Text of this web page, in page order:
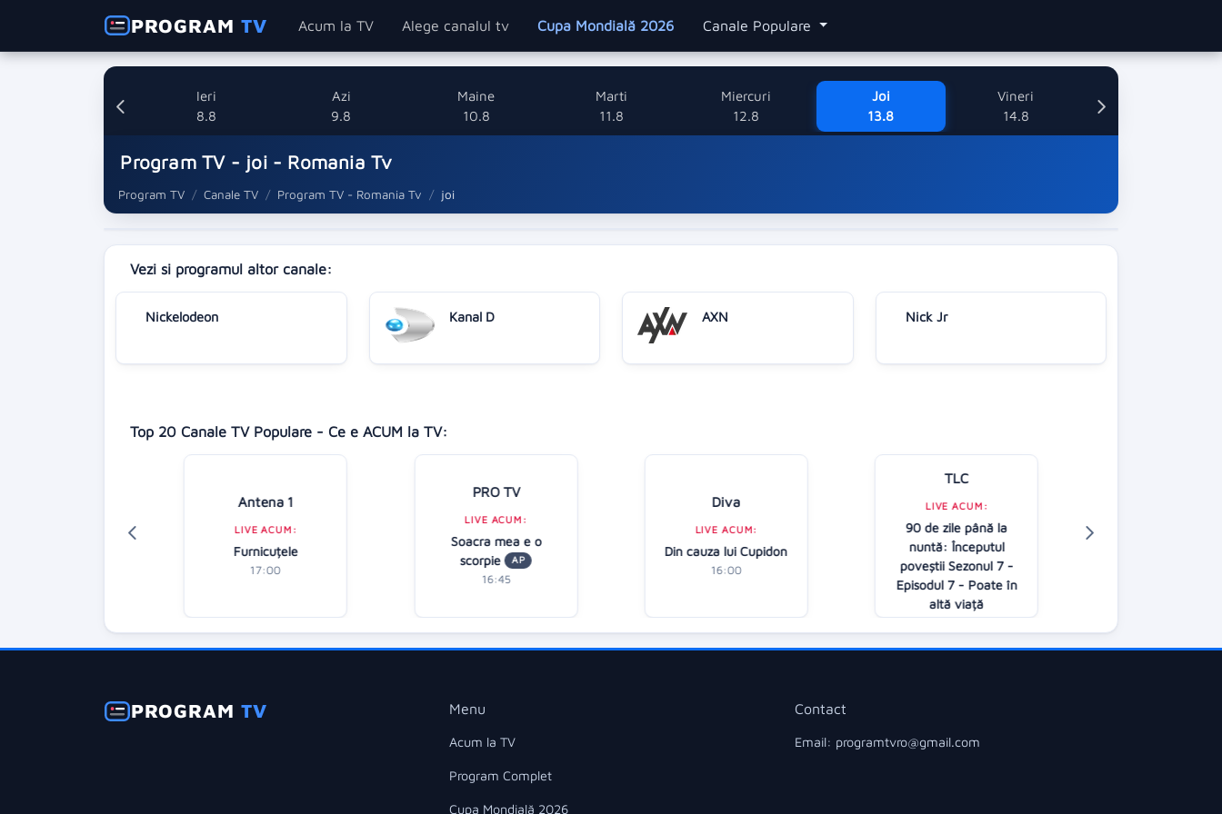
PROGRAMTV Acum la TV Alege canalul tv Cupa Mondială 2026 Canale Populare
Ieri
8.8
Azi
9.8
Maine
10.8
Marti
11.8
Miercuri
12.8
Joi
13.8
Vineri
14.8
Program TV - joi - Romania Tv
Program TV Canale TV Program TV - Romania Tv joi
Vezi si programul altor canale:
Nickelodeon Kanal D AXN Nick Jr
Top 20 Canale TV Populare - Ce e ACUM la TV:
Antena 1
LIVE ACUM:
Furnicuțele
17:00
PRO TV
LIVE ACUM:
Soacra mea e o
scorpie
AP
16:45
Diva
LIVE ACUM:
Din cauza lui Cupidon
16:00
TLC
LIVE ACUM:
90 de zile până la
nuntă: Începutul
poveştii Sezonul 7 -
Episodul 7 - Poate în
altă viață
17:00
PROGRAMTV Menu
Acum la TV
Program Complet
Cupa Mondială 2026
Contact
Email: programtvro@gmail.com